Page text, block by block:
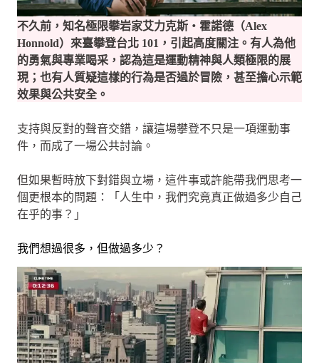
不久前，知名極限攀岩家艾力克斯・霍諾德（Alex
Honnold）來臺攀登台北 101，引起高度關注。有人為他
的勇氣與專業喝采，認為這是運動精神與人類極限的展
現；也有人質疑這樣的行為是否過於冒險，甚至擔心示範
效果與公共安全。
支持與反對的聲音交錯，讓這場攀登不只是一項運動事
件，而成了一場公共討論。
但如果暫時放下對錯與立場，這件事或許能帶我們思考一
個更根本的問題：「人生中，我們究竟真正做過多少自己
在乎的事？」
我們想過很多，但做過多少？